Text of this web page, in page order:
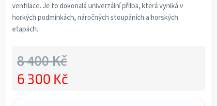
ventilace. Je to dokonalá univerzální přilba, která vyniká v
horkých podmínkách, náročných stoupáních a horských
etapách.
8 400 Kč
6 300 Kč